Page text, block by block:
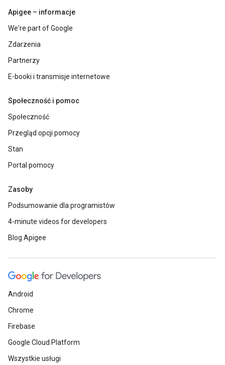
Apigee – informacje
We're part of Google
Zdarzenia
Partnerzy
E-booki i transmisje internetowe
Społeczność i pomoc
Społeczność
Przegląd opcji pomocy
Stan
Portal pomocy
Zasoby
Podsumowanie dla programistów
4-minute videos for developers
Blog Apigee
Android
Chrome
Firebase
Google Cloud Platform
Wszystkie usługi